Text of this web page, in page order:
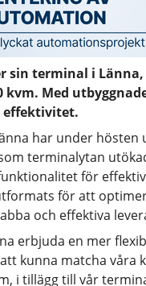
sin terminal i
kvm. Med
effektivitet.
har under hösten
terminalytan
för
för att
och effektiva
erbjuda en mer
kunna matcha våra
i tillägg till vår